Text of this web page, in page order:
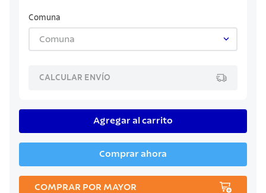
Comuna
Comuna
CALCULAR ENVÍO
Agregar al carrito
Comprar ahora
COMPRAR POR MAYOR